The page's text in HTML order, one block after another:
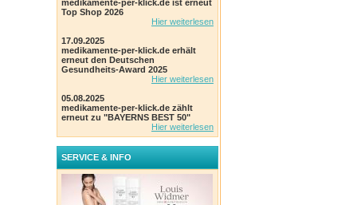
medikamente-per-klick.de ist erneut
Top Shop 2026
Hier weiterlesen
17.09.2025
medikamente-per-klick.de erhält
erneut den Deutschen
Gesundheits-Award 2025
Hier weiterlesen
05.08.2025
medikamente-per-klick.de zählt
erneut zu "BAYERNS BEST 50"
Hier weiterlesen
SERVICE & INFO